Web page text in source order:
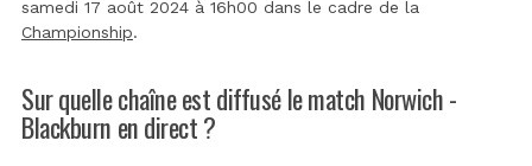
samedi 17 août 2024 à 16h00 dans le cadre de la
Championship.
Sur quelle chaîne est diffusé le match Norwich -
Blackburn en direct ?